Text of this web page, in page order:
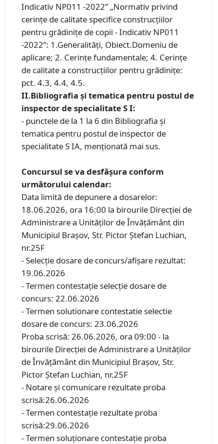
Indicativ NP011 -2022” „Normativ privind
cerinţe de calitate specifice construcţiilor
pentru grădiniţe de copii - Indicativ NP011
-2022”: 1.Generalități, Obiect.Domeniu de
aplicare; 2. Cerințe fundamentale; 4. Cerințe
de calitate a construcțiilor pentru grădinițe:
pct. 4.3, 4.4, 4.5.
II.Bibliografia și tematica pentru postul de
inspector de specialitate S I:
- punctele de la 1 la 6 din Bibliografia și
tematica pentru postul de inspector de
specialitate S IA, menționată mai sus.
Concursul se va desfăşura conform
următorului calendar:
Data limită de depunere a dosarelor:
18.06.2026, ora 16:00 la birourile Direcției de
Administrare a Unităților de Învățământ din
Municipiul Brașov, Str. Pictor Ștefan Luchian,
nr.25F
- Selecţie dosare de concurs/afişare rezultat:
19.06.2026
- Termen contestaţie selecţie dosare de
concurs: 22.06.2026
- Termen solutionare contestatie selectie
dosare de concurs: 23.06.2026
Proba scrisă: 26.06.2026, ora 09:00 - la
birourile Direcției de Administrare a Unităților
de Învățământ din Municipiul Brașov, Str.
Pictor Ștefan Luchian, nr.25F
- Notare şi comunicare rezultate proba
scrisă:26.06.2026
- Termen contestaţie rezultate proba
scrisă:29.06.2026
- Termen soluţionare contestaţie proba